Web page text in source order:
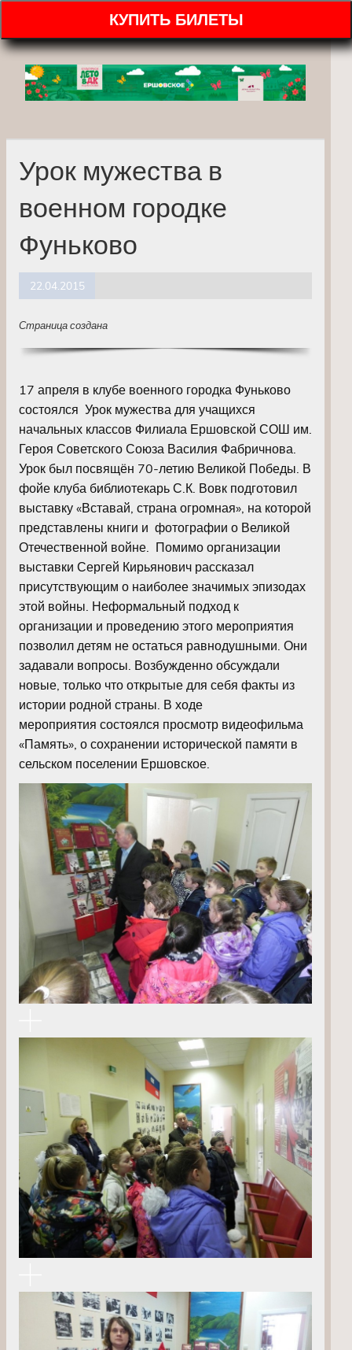
КУПИТЬ БИЛЕТЫ
Урок мужества в
военном городке
Фуньково
22.04.2015
Страница создана
17 апреля в клубе военного городка Фуньково
состоялся Урок мужества для учащихся
начальных классов Филиала Ершовской СОШ им.
Героя Советского Союза Василия Фабричнова.
Урок был посвящён 70-летию Великой Победы. В
фойе клуба библиотекарь С.К. Вовк подготовил
выставку «Вставай, страна огромная», на которой
представлены книги и фотографии о Великой
Отечественной войне. Помимо организации
выставки Сергей Кирьянович рассказал
присутствующим о наиболее значимых эпизодах
этой войны. Неформальный подход к
организации и проведению этого мероприятия
позволил детям не остаться равнодушными. Они
задавали вопросы. Возбужденно обсуждали
новые, только что открытые для себя факты из
истории родной страны. В ходе
мероприятия состоялся просмотр видеофильма
«Память», о сохранении исторической памяти в
сельском поселении Ершовское.